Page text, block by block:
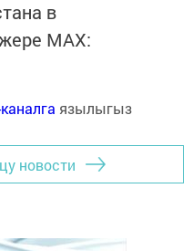
в
MАХ:
язылыгыз
новости